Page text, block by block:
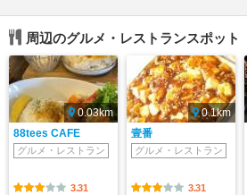
周辺のグルメ・レストランスポット
0.03km
88tees CAFE
グルメ・レストラン
3.31
0.1km
壹番
グルメ・レストラン
3.31